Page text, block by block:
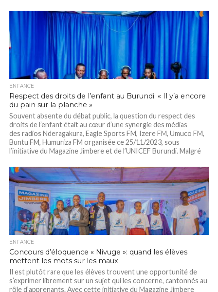
ENFANCE
Respect des droits de l’enfant au Burundi: « Il y’a encore
du pain sur la planche »
Souvent absente du débat public, la question du respect des
droits de l’enfant était au cœur d’une synergie des médias
des radios Nderagakura, Eagle Sports FM, Izere FM, Umuco FM,
Buntu FM, Humuriza FM organisée ce 25/11/2023, sous
l’initiative du Magazine Jimbere et de l’UNICEF Burundi. Malgré
ENFANCE
Concours d’éloquence « Nivuge »: quand les élèves
mettent les mots sur les maux
Il est plutôt rare que les élèves trouvent une opportunité de
s’exprimer librement sur un sujet qui les concerne, cantonnés au
rôle d’apprenants. Avec cette initiative du Magazine Jimbere